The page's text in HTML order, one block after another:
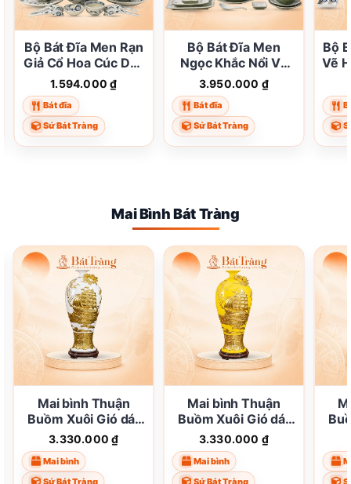
Bộ Bát Đĩa Men Rạn
Giả Cổ Hoa Cúc Dây
Xanh Lam Bát Tràng
ST-BD04
1.594.000₫
Bát đĩa
Sứ Bát Tràng
Bộ Bát Đĩa Men
Ngọc Khắc Nổi Vẽ
Chuồn Chuồn Trúc
Bát Tràng ST-BD03
3.950.000 ₫
Bát đĩa
Sứ Bát Tràng
Bộ
Vẽ
Bát
Mai Bình Bát Tràng
Mai bình Thuận
Buồm Xuôi Gió dát
vàng màu trắng BT-
MB02
3.330.000₫
Mai bình
Sứ Bát Tràng
Mai bình Thuận
Buồm Xuôi Gió dát
vàng màu vàng ST-
MB05
3.330.000 ₫
Mai bình
Sứ Bát Tràng